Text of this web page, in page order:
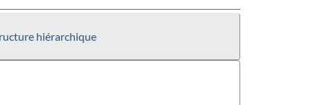
hiérarchique